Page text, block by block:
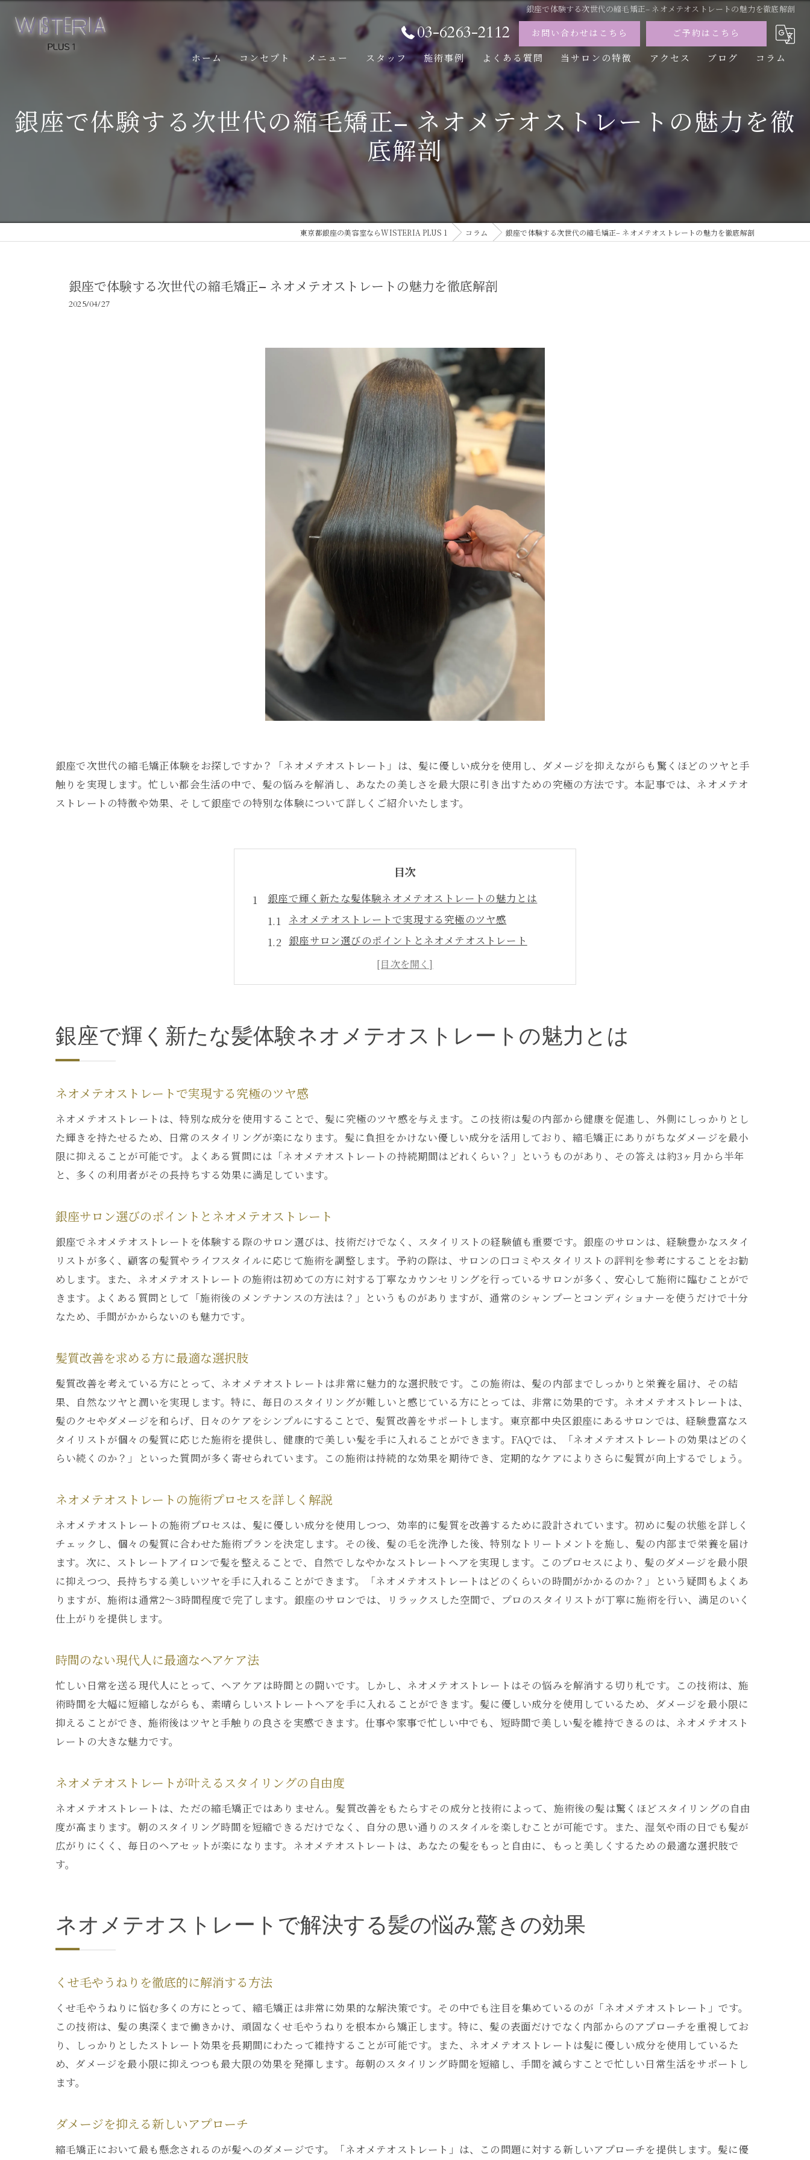
銀座で体験する次世代の縮毛矯正– ネオメテオストレートの魅力を徹底解剖
03-6263-2112 お問い合わせはこちら ご予約はこちら
ホーム コンセプト メニュー スタッフ 施術事例 よくある質問 当サロンの特徴
カラー
トリートメント
パーマ
アクセス ブログ コラム
銀座で体験する次世代の縮毛矯正– ネオメテオストレートの魅力を徹
底解剖
東京都銀座の美容室ならWISTERIA PLUS 1 コラム 銀座で体験する次世代の縮毛矯正– ネオメテオストレートの魅力を徹底解剖
銀座で体験する次世代の縮毛矯正– ネオメテオストレートの魅力を徹底解剖
2025/04/27
銀座で次世代の縮毛矯正体験をお探しですか？「ネオメテオストレート」は、髪に優しい成分を使用し、ダメージを抑えながらも驚くほどのツヤと手
触りを実現します。忙しい都会生活の中で、髪の悩みを解消し、あなたの美しさを最大限に引き出すための究極の方法です。本記事では、ネオメテオ
ストレートの特徴や効果、そして銀座での特別な体験について詳しくご紹介いたします。
目次
銀座で輝く新たな髪体験ネオメテオストレートの魅力とは
ネオメテオストレートで実現する究極のツヤ感
銀座サロン選びのポイントとネオメテオストレート
髪質改善を求める方に最適な選択肢
ネオメテオストレートの施術プロセスを詳しく解説
ネオメテオストレートが叶えるスタイリングの自由度
ネオメテオストレートで解決する髪の悩み驚きの効果
ダメージを抑える新しいアプローチ
ネオメテオストレートはなぜ持続性が高いのか
髪への優しさを考慮した成分選び
忙しいライフスタイルをサポートするヘアケア
革新的な技術がもたらす髪の変化
髪質に合わせたカスタマイズ施術
髪のダメージを最小限に抑える理由
自然な仕上がりを追求したプロセス
専門家が語るネオメテオストレートの魅力
高級感溢れる空間でのリラクゼーション
プロフェッショナルなスタッフによる施術
施術中のリラックス方法と楽しみ方
リピーターが続出する理由を解明
銀座でのサロン選びの秘訣
施術後の髪の変化に驚いた顧客の声
ネオメテオストレートの長期的な効果
様々な髪質に対応する施術力
施術を受けた人々のビフォーアフター
施術後のヘアケアのポイント
自宅での維持方法とおすすめアイテム
長持ちする艶としなやかさの秘密
銀座で体験する髪質革命ネオメテオストレートの全貌
革命的な技術の全貌を解明
髪の悩みを解消する新しい選択肢
銀座ならではの高品質施術
ネオメテオストレートで実現する理想の髪を手に入れる方法
施術後のスタイルを長持ちさせる秘訣
理想の髪質を手に入れるためのコツ
銀座で輝く新たな髪体験ネオメテオストレートの魅力とは
ネオメテオストレートで実現する究極のツヤ感
ネオメテオストレートは、特別な成分を使用することで、髪に究極のツヤ感を与えます。この技術は髪の内部から健康を促進し、外側にしっかりとし
た輝きを持たせるため、日常のスタイリングが楽になります。髪に負担をかけない優しい成分を活用しており、縮毛矯正にありがちなダメージを最小
限に抑えることが可能です。よくある質問には「ネオメテオストレートの持続期間はどれくらい？」というものがあり、その答えは約3ヶ月から半年
と、多くの利用者がその長持ちする効果に満足しています。
銀座サロン選びのポイントとネオメテオストレート
銀座でネオメテオストレートを体験する際のサロン選びは、技術だけでなく、スタイリストの経験値も重要です。銀座のサロンは、経験豊かなスタイ
リストが多く、顧客の髪質やライフスタイルに応じて施術を調整します。予約の際は、サロンの口コミやスタイリストの評判を参考にすることをお勧
めします。また、ネオメテオストレートの施術は初めての方に対する丁寧なカウンセリングを行っているサロンが多く、安心して施術に臨むことがで
きます。よくある質問として「施術後のメンテナンスの方法は？」というものがありますが、通常のシャンプーとコンディショナーを使うだけで十分
なため、手間がかからないのも魅力です。
髪質改善を求める方に最適な選択肢
髪質改善を考えている方にとって、ネオメテオストレートは非常に魅力的な選択肢です。この施術は、髪の内部までしっかりと栄養を届け、その結
果、自然なツヤと潤いを実現します。特に、毎日のスタイリングが難しいと感じている方にとっては、非常に効果的です。ネオメテオストレートは、
髪のクセやダメージを和らげ、日々のケアをシンプルにすることで、髪質改善をサポートします。東京都中央区銀座にあるサロンでは、経験豊富なス
タイリストが個々の髪質に応じた施術を提供し、健康的で美しい髪を手に入れることができます。FAQでは、「ネオメテオストレートの効果はどのく
らい続くのか？」といった質問が多く寄せられています。この施術は持続的な効果を期待でき、定期的なケアによりさらに髪質が向上するでしょう。
ネオメテオストレートの施術プロセスを詳しく解説
ネオメテオストレートの施術プロセスは、髪に優しい成分を使用しつつ、効率的に髪質を改善するために設計されています。初めに髪の状態を詳しく
チェックし、個々の髪質に合わせた施術プランを決定します。その後、髪の毛を洗浄した後、特別なトリートメントを施し、髪の内部まで栄養を届け
ます。次に、ストレートアイロンで髪を整えることで、自然でしなやかなストレートヘアを実現します。このプロセスにより、髪のダメージを最小限
に抑えつつ、長持ちする美しいツヤを手に入れることができます。「ネオメテオストレートはどのくらいの時間がかかるのか？」という疑問もよくあ
りますが、施術は通常2〜3時間程度で完了します。銀座のサロンでは、リラックスした空間で、プロのスタイリストが丁寧に施術を行い、満足のいく
仕上がりを提供します。
時間のない現代人に最適なヘアケア法
忙しい日常を送る現代人にとって、ヘアケアは時間との闘いです。しかし、ネオメテオストレートはその悩みを解消する切り札です。この技術は、施
術時間を大幅に短縮しながらも、素晴らしいストレートヘアを手に入れることができます。髪に優しい成分を使用しているため、ダメージを最小限に
抑えることができ、施術後はツヤと手触りの良さを実感できます。仕事や家事で忙しい中でも、短時間で美しい髪を維持できるのは、ネオメテオスト
レートの大きな魅力です。
ネオメテオストレートが叶えるスタイリングの自由度
ネオメテオストレートは、ただの縮毛矯正ではありません。髪質改善をもたらすその成分と技術によって、施術後の髪は驚くほどスタイリングの自由
度が高まります。朝のスタイリング時間を短縮できるだけでなく、自分の思い通りのスタイルを楽しむことが可能です。また、湿気や雨の日でも髪が
広がりにくく、毎日のヘアセットが楽になります。ネオメテオストレートは、あなたの髪をもっと自由に、もっと美しくするための最適な選択肢で
す。
ネオメテオストレートで解決する髪の悩み驚きの効果
くせ毛やうねりを徹底的に解消する方法
くせ毛やうねりに悩む多くの方にとって、縮毛矯正は非常に効果的な解決策です。その中でも注目を集めているのが「ネオメテオストレート」です。
この技術は、髪の奥深くまで働きかけ、頑固なくせ毛やうねりを根本から矯正します。特に、髪の表面だけでなく内部からのアプローチを重視してお
り、しっかりとしたストレート効果を長期間にわたって維持することが可能です。また、ネオメテオストレートは髪に優しい成分を使用しているた
め、ダメージを最小限に抑えつつも最大限の効果を発揮します。毎朝のスタイリング時間を短縮し、手間を減らすことで忙しい日常生活をサポートし
ます。
ダメージを抑える新しいアプローチ
縮毛矯正において最も懸念されるのが髪へのダメージです。「ネオメテオストレート」は、この問題に対する新しいアプローチを提供します。髪に優